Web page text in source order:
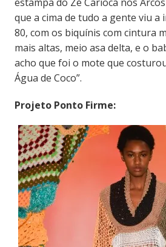
que a cima de tudo a gente viu a
80, com os biquínis com cintura
mais altas, meio asa delta, e o
acho que foi o mote que
Água de Coco”.
Projeto Ponto Firme: